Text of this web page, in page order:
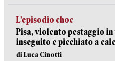
L’episodio choc
Pisa, violento pestaggio
inseguito e picchiato a
di Luca Cinotti